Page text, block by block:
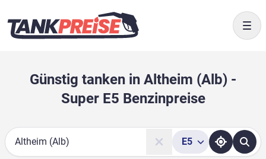
Günstig tanken in Altheim (Alb) -
Super E5 Benzinpreise
Suche
E5